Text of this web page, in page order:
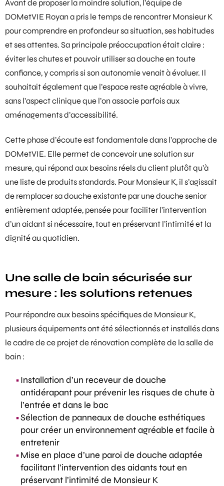
Avant de proposer la moindre solution, l’équipe de
DOMetVIE Royan a pris le temps de rencontrer Monsieur K
pour comprendre en profondeur sa situation, ses habitudes
et ses attentes. Sa principale préoccupation était claire :
éviter les chutes et pouvoir utiliser sa douche en toute
confiance, y compris si son autonomie venait à évoluer. Il
souhaitait également que l’espace reste agréable à vivre,
sans l’aspect clinique que l’on associe parfois aux
aménagements d’accessibilité.
Cette phase d’écoute est fondamentale dans l’approche de
DOMetVIE. Elle permet de concevoir une solution sur
mesure, qui répond aux besoins réels du client plutôt qu’à
une liste de produits standards. Pour Monsieur K, il s’agissait
de remplacer sa douche existante par unedouche senior
entièrement adaptée, pensée pour faciliter l’intervention
d’un aidant si nécessaire, tout en préservant l’intimité et la
dignité au quotidien.
Une salle de bain sécurisée sur
mesure : les solutions retenues
Pour répondre aux besoins spécifiques de Monsieur K,
plusieurs équipements ont été sélectionnés et installés dans
le cadre de ce projet de rénovation complète de la salle de
bain :
Installation d’un receveur de douche
antidérapant pour prévenir les risques de chute à
l’entrée et dans le bac
Sélection de panneaux de douche esthétiques
pour créer un environnement agréable et facile à
entretenir
Mise en place d’une paroi de douche adaptée
facilitant l’intervention des aidants tout en
préservant l’intimité de Monsieur K